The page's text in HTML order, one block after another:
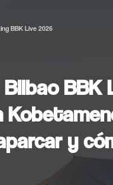
BBK Live 2026
BBK
y